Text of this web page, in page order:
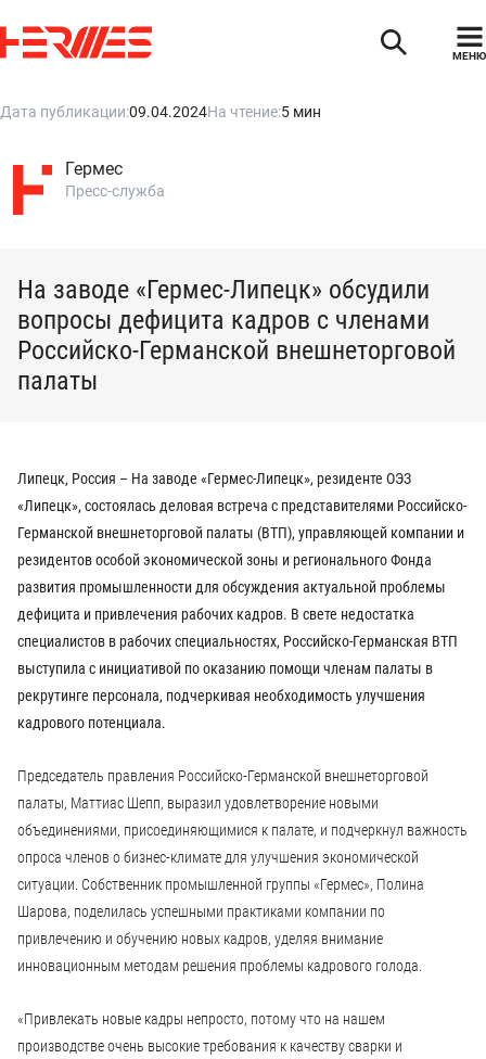
МЕНЮ
Дата публикации:09.04.2024На чтение:5 мин
Гермес
Пресс-служба
На заводе «Гермес-Липецк» обсудили
вопросы дефицита кадров с членами
Российско-Германской внешнеторговой
палаты
Липецк, Россия – На заводе «Гермес-Липецк», резиденте ОЭЗ
«Липецк», состоялась деловая встреча с представителями Российско-
Германской внешнеторговой палаты (ВТП), управляющей компании и
резидентов особой экономической зоны и регионального Фонда
развития промышленности для обсуждения актуальной проблемы
дефицита и привлечения рабочих кадров. В свете недостатка
специалистов в рабочих специальностях, Российско-Германская ВТП
выступила с инициативой по оказанию помощи членам палаты в
рекрутинге персонала, подчеркивая необходимость улучшения
кадрового потенциала.
Председатель правления Российско-Германской внешнеторговой
палаты, Маттиас Шепп, выразил удовлетворение новыми
объединениями, присоединяющимися к палате, и подчеркнул важность
опроса членов о бизнес-климате для улучшения экономической
ситуации. Собственник промышленной группы «Гермес», Полина
Шарова, поделилась успешными практиками компании по
привлечению и обучению новых кадров, уделяя внимание
инновационным методам решения проблемы кадрового голода.
«Привлекать новые кадры непросто, потому что на нашем
производстве очень высокие требования к качеству сварки и